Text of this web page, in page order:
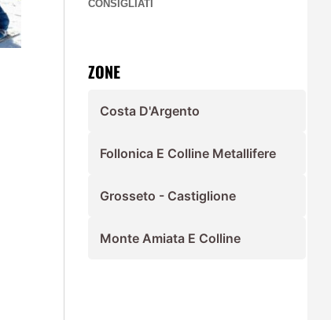
CONSIGLIATI
ZONE
Costa D'Argento
Follonica E Colline Metallifere
Grosseto - Castiglione
Monte Amiata E Colline